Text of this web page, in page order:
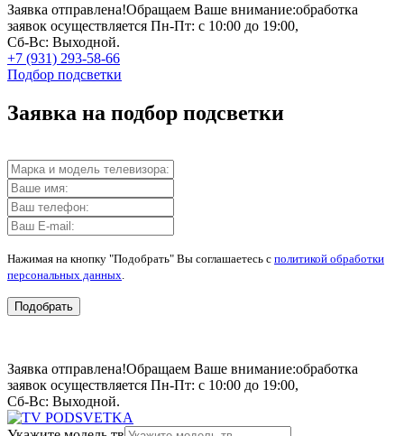
Заявка отправлена!Обращаем Ваше внимание:обработка
заявок осуществляется Пн-Пт: с 10:00 до 19:00,
Сб-Вс: Выходной.
+7 (931) 293-58-66
Подбор подсветки
Заявка на подбор подсветки
Нажимая на кнопку "Подобрать" Вы соглашаетесь с политикой обработки
персональных данных
Подобрать
Заявка отправлена!Обращаем Ваше внимание:обработка
заявок осуществляется Пн-Пт: с 10:00 до 19:00,
Сб-Вс: Выходной.